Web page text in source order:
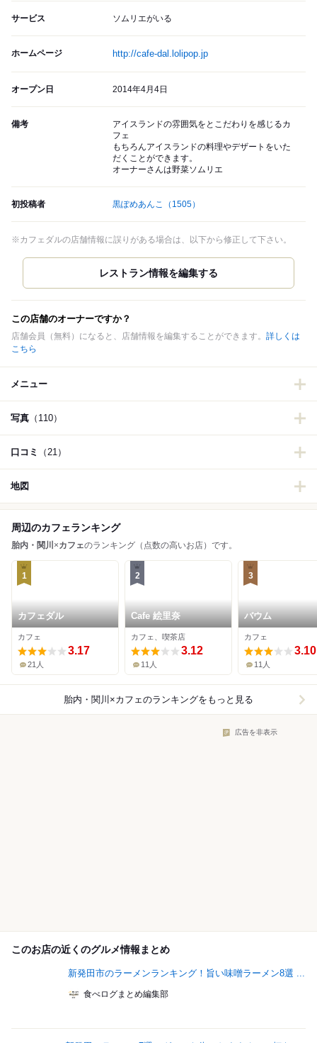
サービス ソムリエがいる
ホームページ http://cafe-dal.lolipop.jp
オープン日 2014年4月4日
備考
アイスランドの雰囲気をとこだわりを感じるカ
フェ
もちろんアイスランドの料理やデザートをいた
だくことができます。
オーナーさんは野菜ソムリエ
初投稿者 黒ぽめあんこ （1505）
※カフェダルの店舗情報に誤りがある場合は、以下から修正して下さい。
この店舗のオーナーですか？
店舗会員（無料）になると、店舗情報を編集することができます。 詳しくは
こちら
メニュー
写真 （110）
口コミ （21）
地図
周辺のカフェランキング
胎内・関川 ×カフェのランキング（点数の高いお店）です。
1
カフェダル
カフェ
3.17
21人
2
Cafe 絵里奈
カフェ、喫茶店
3.12
11人
3
バウム
カフェ
3.10
11人
胎内・関川×カフェのランキングをもっと見る
広告を非表示
このお店の近くのグルメ情報まとめ
新発田市のラーメンランキング！旨い味噌ラーメン8選 ...
食べログまとめ編集部